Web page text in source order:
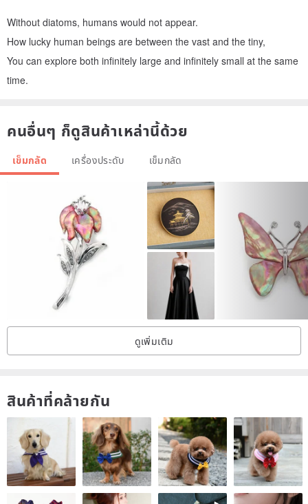
Without diatoms, humans would not appear.
How lucky human beings are between the vast and the tiny,
You can explore both infinitely large and infinitely small at the same
time.
คนอื่นๆ ก็ดูสินค้าเหล่านี้ด้วย
เข็มกลัด เครื่องประดับ เข็มกลัด
ดูเพิ่มเติม
สินค้าที่คล้ายกัน